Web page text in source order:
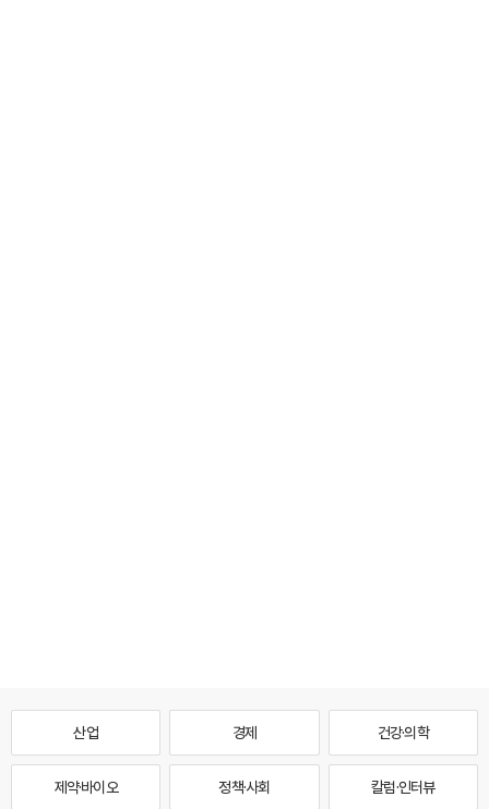
산업 경제 건강·의학
제약·바이오 정책·사회 칼럼·인터뷰